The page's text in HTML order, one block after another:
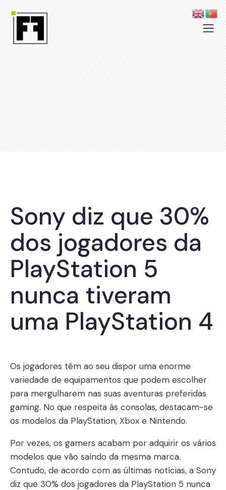
Sony diz que 30%
dos jogadores da
PlayStation 5
nunca tiveram
uma PlayStation 4
Os jogadores têm ao seu dispor uma enorme
variedade de equipamentos que podem escolher
para mergulharem nas suas aventuras preferidas
gaming. No que respeita às consolas, destacam-se
os modelos da PlayStation, Xbox e Nintendo.
Por vezes, os gamers acabam por adquirir os vários
modelos que vão saíndo da mesma marca.
Contudo, de acordo com as últimas notícias, a Sony
diz que 30% dos jogadores da PlayStation 5 nunca